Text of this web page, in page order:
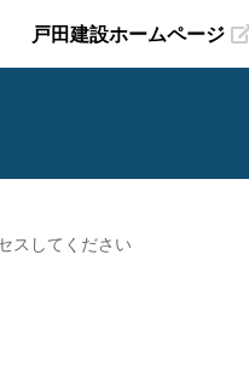
戸田建設ホームページ
スしてください